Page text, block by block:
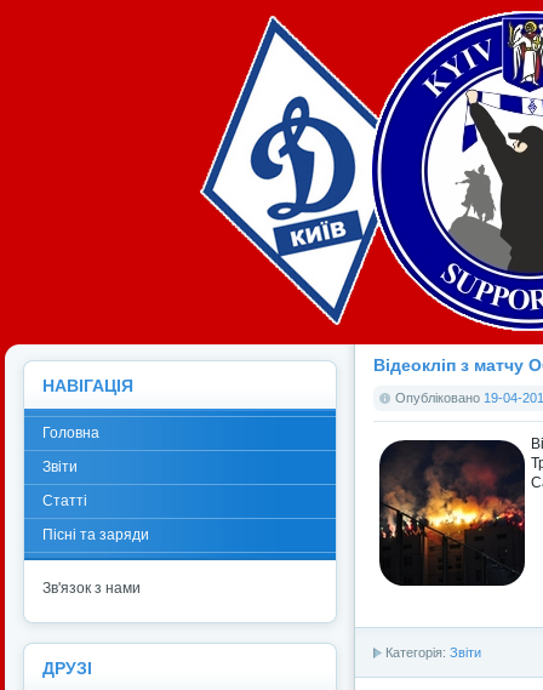
Відеокліп з
Опубліковано 19-04-
Категорія: Звіти
НАВІГАЦІЯ
Головна
Звіти
Статті
Пісні та заряди
Зв'язок з нами
ДРУЗІ